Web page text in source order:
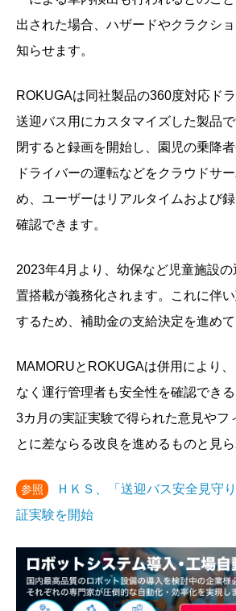
出された場合、ハザードやクラクシ
知らせます。
ROKUGAは同社製品の360度対応ド
送迎バス用にカスタマイズした製品
閉すると録画を開始し、園児の乗降者
ドライバーの運転などをクラウドサ
め、ユーザーはリアルタイムおよび録
確認できます。
2023年4月より、幼保など児童施設
置搭載が義務化されます。これに伴
するため、補助金の支給決定を進めて
MAMORUとROKUGAは併用により
なく運行管理者も安全性を確認でき
3カ月の実証実験で得られた意見やフ
とに差ならる改良を進めるものと見ら
参照
ＨＫＳ、「送迎バス安全見守
証実験を開始